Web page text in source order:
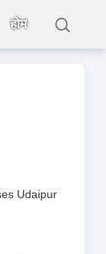
होम
Udaipur